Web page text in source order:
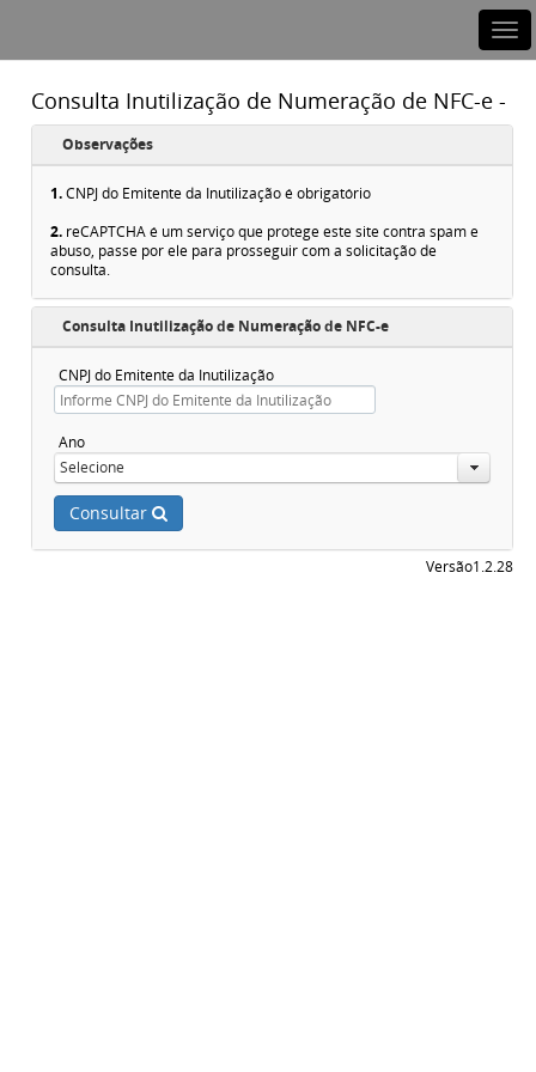
Consulta Inutilização de Numeração de NFC-e -
Observações
1.CNPJ do Emitente da Inutilização é obrigatório
2. reCAPTCHA é um serviço que protege este site contra spam e
abuso, passe por ele para prosseguir com a solicitação de
consulta.
Consulta Inutilização de Numeração de NFC-e
CNPJ do Emitente da Inutilização
Ano
Selecione
Consultar
Versão1.2.28